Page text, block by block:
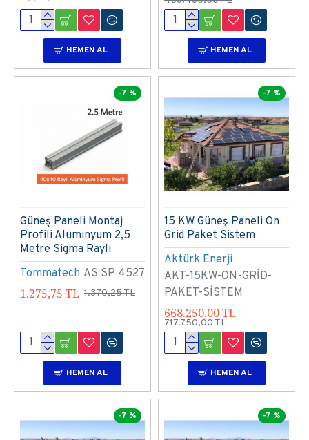
HEMEN AL HEMEN AL
-7 %
Tommatech AS SP 4527
Güneş Paneli Montaj
Profili Alüminyum 2,5
Metre Sigma Raylı
1.275,75 TL 1.370,25 TL
HEMEN AL
-7 %
Aktürk Enerji
AKT-15KW-ON-GRİD-
PAKET-SİSTEM
15 KW Güneş Paneli On
Grid Paket Sistem
668.250,00 TL
717.750,00 TL
HEMEN AL
-7 % -7 %